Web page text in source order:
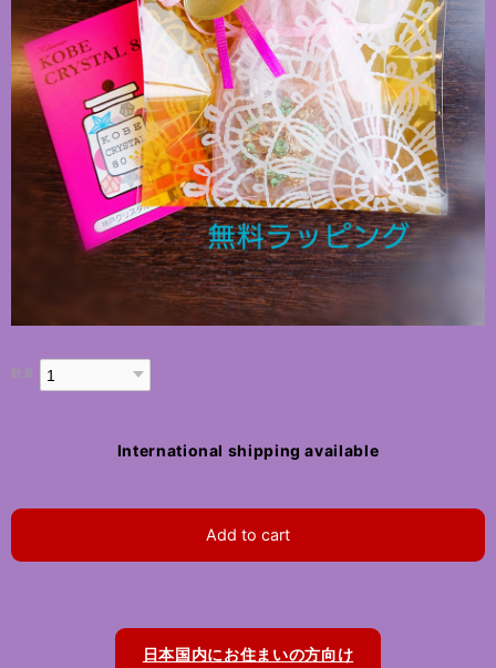
数量
International shipping available
Add to cart
日本国内にお住まいの方向け